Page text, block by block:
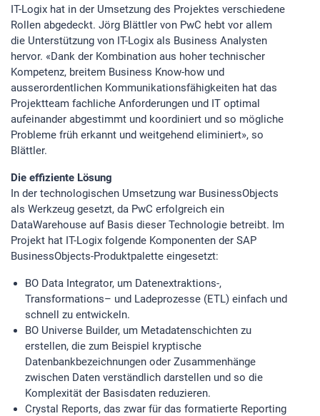
IT-Logix hat in der Umsetzung des Projektes verschiedene
Rollen abgedeckt. Jörg Blättler von PwC hebt vor allem
die Unterstützung von IT-Logix als Business Analysten
hervor. «Dank der Kombination aus hoher technischer
Kompetenz, breitem Business Know-how und
ausserordentlichen Kommunikationsfähigkeiten hat das
Projektteam fachliche Anforderungen und IT optimal
aufeinander abgestimmt und koordiniert und so mögliche
Probleme früh erkannt und weitgehend eliminiert», so
Blättler.
Die effiziente Lösung
In der technologischen Umsetzung war BusinessObjects
als Werkzeug gesetzt, da PwC erfolgreich ein
DataWarehouse auf Basis dieser Technologie betreibt. Im
Projekt hat IT-Logix folgende Komponenten der SAP
BusinessObjects-Produktpalette eingesetzt:
BO Data Integrator, um Datenextraktions-,
Transformations– und Ladeprozesse (ETL) einfach und
schnell zu entwickeln.
BO Universe Builder, um Metadatenschichten zu
erstellen, die zum Beispiel kryptische
Datenbankbezeichnungen oder Zusammenhänge
zwischen Daten verständlich darstellen und so die
Komplexität der Basisdaten reduzieren.
Crystal Reports, das zwar für das formatierte Reporting